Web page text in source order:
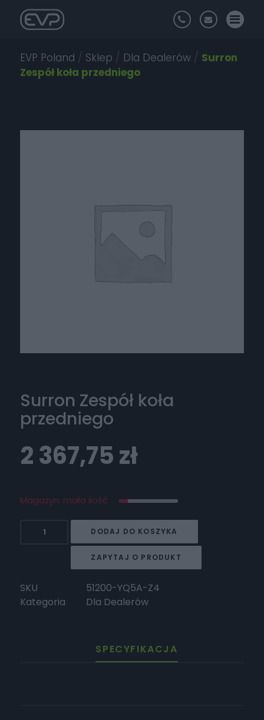
EVP Poland / Sklep / Dla Dealerów / Surron
Zespół koła przedniego
Surron Zespół koła
przedniego
2 367,75zł
Magazyn: mała ilość
przedniego
DODAJ DO KOSZYKA
ZAPYTAJ O PRODUKT
SKU
51200-YQ5A-Z4
Kategoria
Dla Dealerów
SPECYFIKACJA